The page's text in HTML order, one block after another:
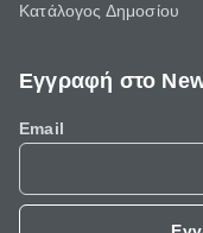
Κατάλογος Δημοσίου
Εγγραφή στο
Email